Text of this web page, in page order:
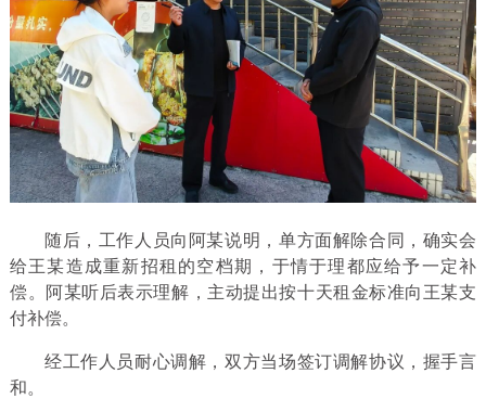
随后，工作人员向阿某说明，单方面解除合同，确实会
给王某造成重新招租的空档期，于情于理都应给予一定补
偿。阿某听后表示理解，主动提出按十天租金标准向王某支
付补偿。
经工作人员耐心调解，双方当场签订调解协议，握手言
和。